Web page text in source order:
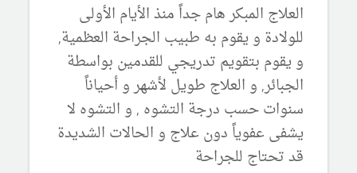
العلاج المبكر هام جداً منذ الأيام الأولى
للولادة و يقوم به طبيب الجراحة العظمية,
و يقوم بتقويم تدريجي للقدمين بواسطة
الجبائر, و العلاج طويل لأشهر و أحياناً
سنوات حسب درجة التشوه , و التشوه لا
يشفى عفوياً دون علاج و الحالات الشديدة
قد تحتاج للجراحة